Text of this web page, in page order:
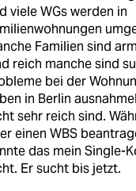
viele WGs werden in
Familien sind
reich manche sind
bei der
in Berlin
sehr reich sind.
einen WBS
das mein Single-
Er sucht bis jetzt.